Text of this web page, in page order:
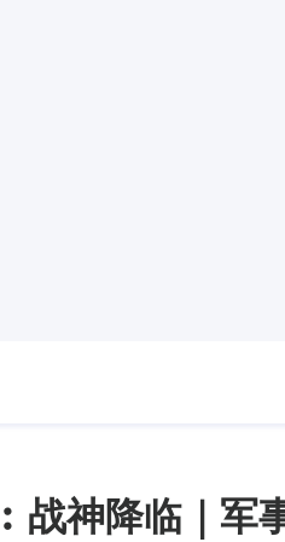
战神降临｜军